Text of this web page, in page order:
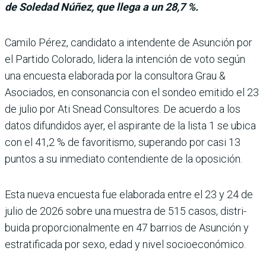
de Soledad Núñez, que llega a un 28,7 %.
Camilo Pérez, candi­dato a intendente de Asunción por
el Partido Colorado, lidera la intención de voto según
una encuesta elaborada por la consultora Grau &
Asocia­dos, en consonancia con el sondeo emitido el 23
de julio por Ati Snead Consultores. De acuerdo a los
datos difundidos ayer, el aspirante de la lista 1 se ubica
con el 41,2 % de favo­ritismo, superando por casi 13
puntos a su inme­diato contendiente de la oposición.
Esta nueva encuesta fue elaborada entre el 23 y 24 de
julio de 2026 sobre una muestra de 515 casos, distri­
buida proporcionalmente en 47 barrios de Asunción y
estratificada por sexo, edad y nivel socioeconómico.